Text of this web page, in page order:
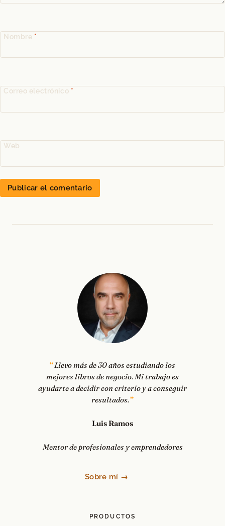
Nombre *
Correo electrónico *
Web
Llevo más de 30 años estudiando los
mejores libros de negocio. Mi trabajo es
ayudarte a decidir con criterio y a conseguir
resultados.
Luis Ramos
Mentor de profesionales y emprendedores
Sobre mí →
PRODUCTOS